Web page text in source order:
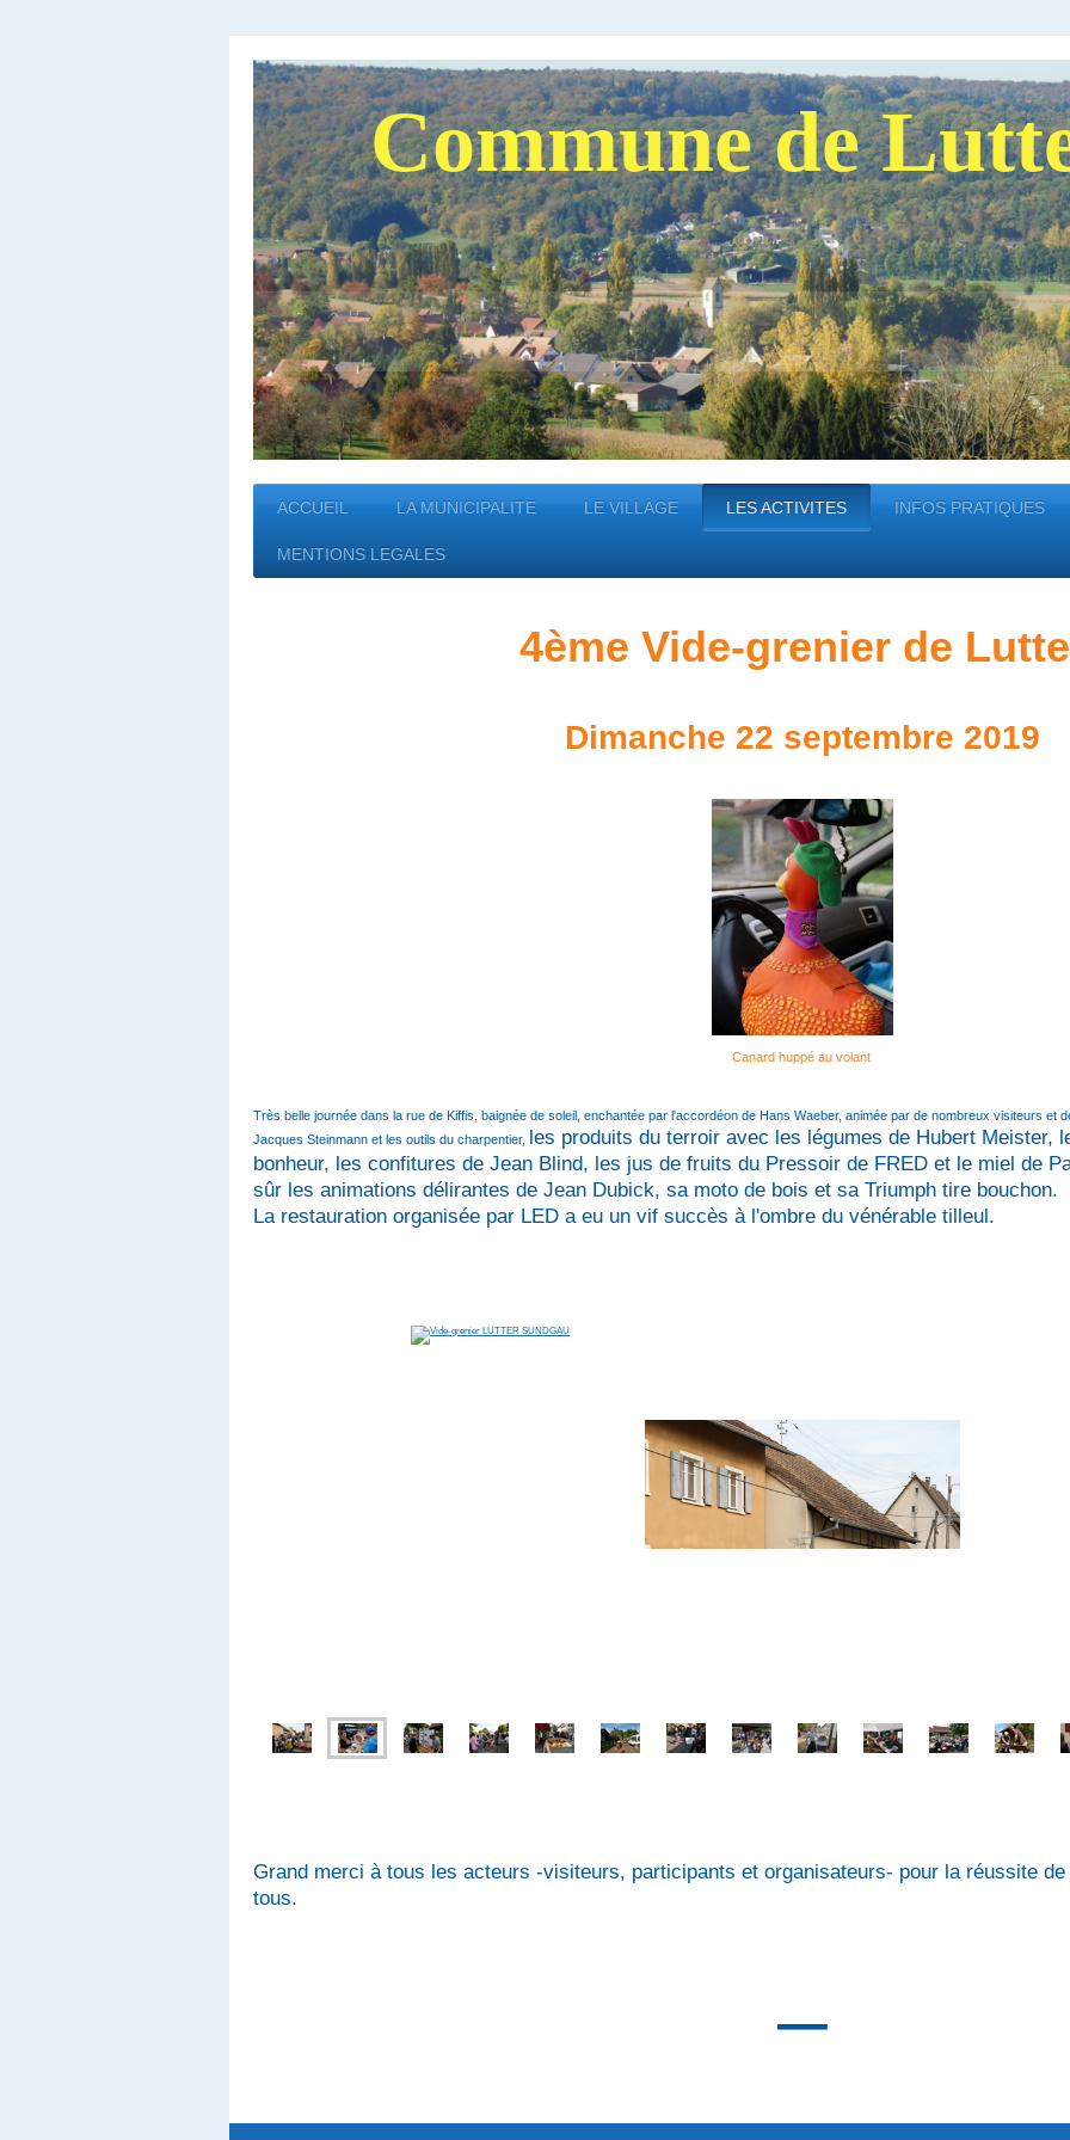
Commune de
ACCUEIL LA MUNICIPALITE LE VILLAGE LES ACTIVITES INFOS PRATIQUES
MENTIONS LEGALES
4ème Vide-grenier de
Dimanche 22 septembre 2019
Canard huppé au volant
Très belle journée dans la rue de Kiffis, baignée de soleil, enchantée par l'accordéon de Hans Waeber, animée par de nombreux visiteurs et
Jacques Steinmann et les outils du charpentier, les produits du terroir avec les légumes de Hubert Meister,
bonheur, les confitures de Jean Blind, les jus de fruits du Pressoir de FRED et le miel de
sûr les animations délirantes de Jean Dubick, sa moto de bois et sa Triumph tire bouchon.
La restauration organisée par LED a eu un vif succès à l'ombre du vénérable tilleul.
Grand merci à tous les acteurs -visiteurs, participants et organisateurs- pour la réussite
tous.